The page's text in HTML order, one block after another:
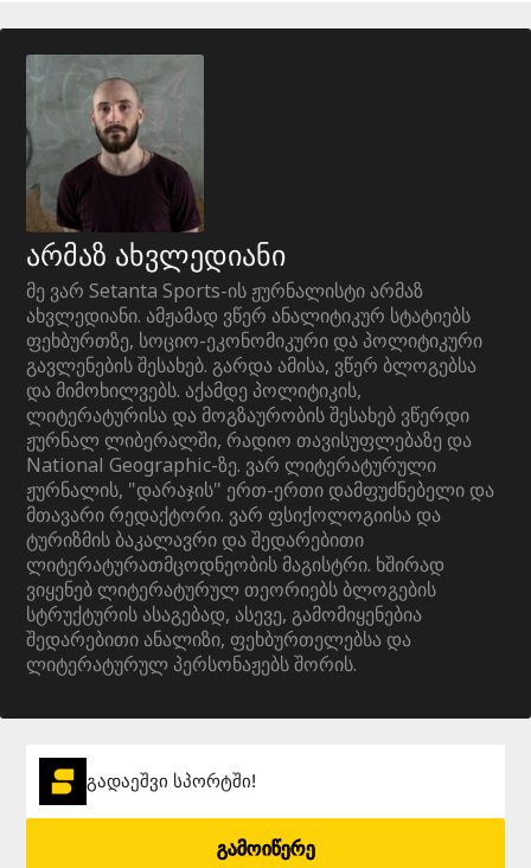
არმაზ ახვლედიანი
მე ვარ Setanta Sports-ის ჟურნალისტი არმაზ
ახვლედიანი. ამჟამად ვწერ ანალიტიკურ სტატიებს
ფეხბურთზე, სოციო-ეკონომიკური და პოლიტიკური
გავლენების შესახებ. გარდა ამისა, ვწერ ბლოგებსა
და მიმოხილვებს. აქამდე პოლიტიკის,
ლიტერატურისა და მოგზაურობის შესახებ ვწერდი
ჟურნალ ლიბერალში, რადიო თავისუფლებაზე და
National Geographic-ზე. ვარ ლიტერატურული
ჟურნალის, "დარაჯის" ერთ-ერთი დამფუძნებელი და
მთავარი რედაქტორი. ვარ ფსიქოლოგიისა და
ტურიზმის ბაკალავრი და შედარებითი
ლიტერატურათმცოდნეობის მაგისტრი. ხშირად
ვიყენებ ლიტერატურულ თეორიებს ბლოგების
სტრუქტურის ასაგებად, ასევე, გამომიყენებია
შედარებითი ანალიზი, ფეხბურთელებსა და
ლიტერატურულ პერსონაჟებს შორის.
გადაეშვი სპორტში!
გამოიწერე